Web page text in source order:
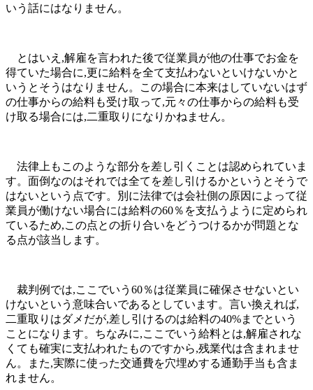
いう話にはなりません。
とはいえ,解雇を言われた後で従業員が他の仕事でお金を
得ていた場合に,更に給料を全て支払わないといけないかと
いうとそうはなりません。この場合に本来はしていないはず
の仕事からの給料も受け取って,元々の仕事からの給料も受
け取る場合には,二重取りになりかねません。
法律上もこのような部分を差し引くことは認められていま
す。面倒なのはそれでは全てを差し引けるかというとそうで
はないという点です。別に法律では会社側の原因によって従
業員が働けない場合には給料の60％を支払うように定められ
ているため,この点との折り合いをどうつけるかが問題とな
る点が該当します。
裁判例では,ここでいう60％は従業員に確保させないとい
けないという意味合いであるとしています。言い換えれば,
二重取りはダメだが,差し引けるのは給料の40%までという
ことになります。ちなみに,ここでいう給料とは,解雇されな
くても確実に支払われたものですから,残業代は含まれませ
ん。また,実際に使った交通費を穴埋めする通勤手当も含ま
れません。